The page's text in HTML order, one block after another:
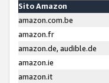
Sito Amazon
amazon.com.be
amazon.fr
amazon.de, audible.de
amazon.ie
amazon.it